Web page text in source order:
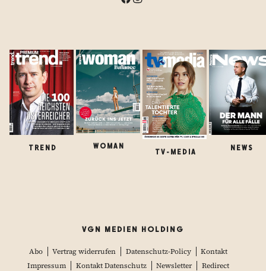
TREND WOMAN
TV-MEDIA
NEWS
VGN MEDIEN HOLDING
Abo Vertrag widerrufen Datenschutz-Policy
Kontakt
Impressum
Kontakt Datenschutz Newsletter Redirect